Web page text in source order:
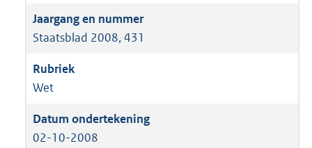
Staatsblad 2008, 431
Wet
02-10-2008